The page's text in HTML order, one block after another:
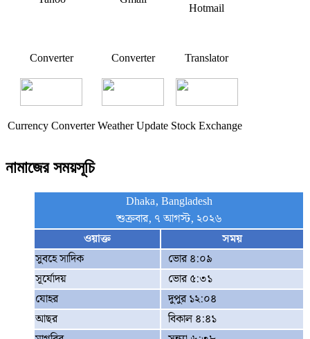
Hotmail
Converter Converter Translator
Currency Converter Weather Update Stock Exchange
নামাজের সময়সূচি
Dhaka, Bangladesh
শুক্রবার, ৭ আগস্ট, ২০২৬
ওয়াক্ত
সময়
সুবহে সাদিক
ভোর ৪:০৯
সূর্যোদয়
ভোর ৫:৩১
যোহর
দুপুর ১২:০৪
আছর
বিকাল ৪:৪১